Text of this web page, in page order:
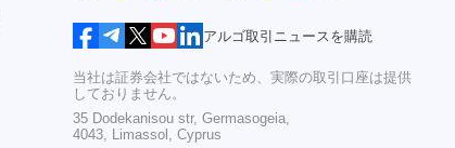
アルゴ取引ニュースを購読
当社は証券会社ではないため、実際の取引口座は提供
しておりません。
35 Dodekanisou str, Germasogeia,
4043, Limassol, Cyprus